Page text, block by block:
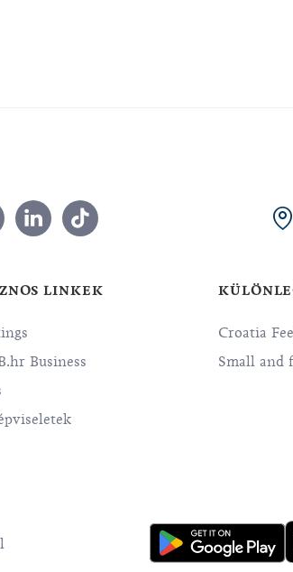
LINKEK
Business
Croatia
Small and